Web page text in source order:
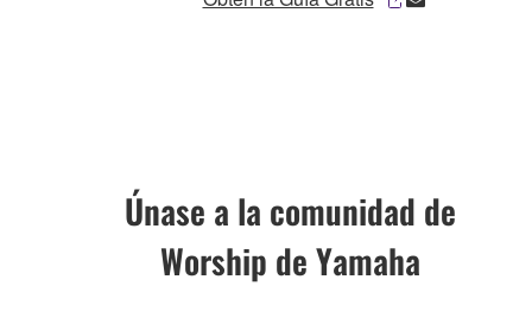
Únase a la comunidad de
Worship de Yamaha